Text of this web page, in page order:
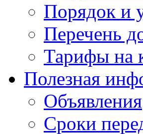
Порядок и
Перечень
Тарифы на
Полезная
Объявления
Сроки